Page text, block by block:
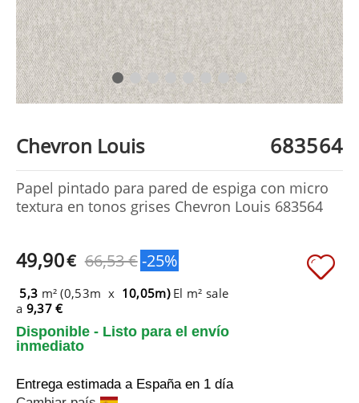
Chevron Louis 683564
Papel pintado para pared de espiga con micro
textura en tonos grises Chevron Louis 683564
49,90€ 66,53 €-25%
5,3 m² (0,53m x 10,05m) El m² sale
a 9,37 €
Disponible - Listo para el envío
inmediato
Entrega estimada a España en 1 día